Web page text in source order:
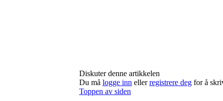
Diskuter denne artikkelen
Du må logge inn ellerregistrere deg for å
Toppen av siden